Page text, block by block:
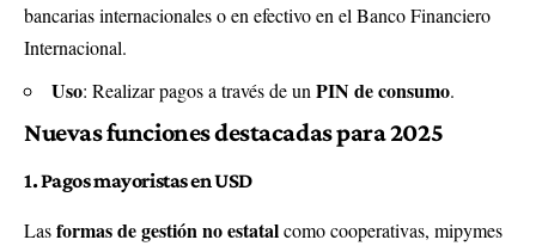
bancarias internacionales o en efectivo en el Banco Financiero
Internacional.
Uso: Realizar pagos a través de un PIN de consumo.
Nuevas funciones destacadas para 2025
1. Pagos mayoristas en USD
Lasformas de gestión no estatalcomo cooperativas, mipymes